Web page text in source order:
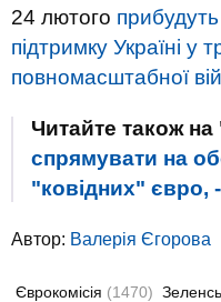
24 лютого
підтримку Україні у
повномасштабної
Читайте також
спрямувати на
"ковідних" євро,
Автор: Валерія Єгорова
Єврокомісія (1470)